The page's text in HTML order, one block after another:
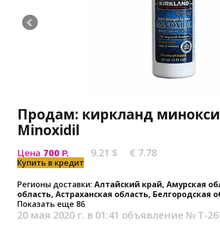
Продам: киркланд
Minoxidil
Цена 700 Р. 9.21 $ € 7.78
Купить в кредит
Регионы доставки: Алтайский край, Амурская
область, Астраханская область, Белгородская
Показать еще 86
20 мая 2020 г. в 01:41 объявление № Т-